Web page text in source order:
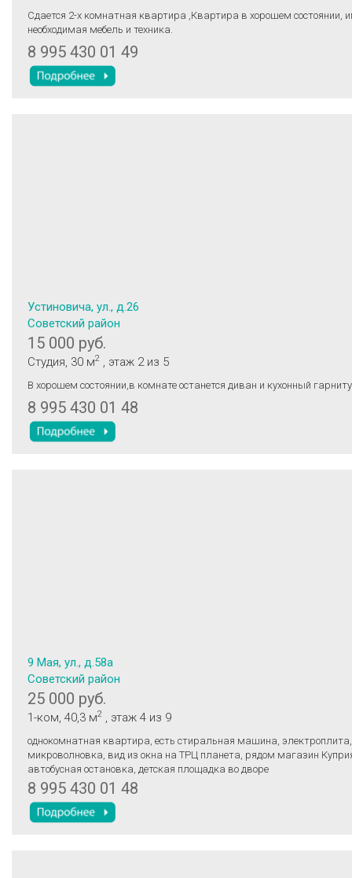
Сдается 2-х комнатная квартира ,Квартира в хорошем состоянии,
необходимая мебель и техника.
8 995 430 01 49
Устиновича, ул., д.26
Советский район
15 000 руб.
Студия, 30 м2 , этаж 2из 5
В хорошем состоянии,в комнате останется диван и кухонный
8 995 430 01 48
9 Мая, ул., д.58а
Советский район
25 000 руб.
1-ком, 40,3 м2 , этаж 4 из 9
однокомнатная квартира, есть стиральная машина,
микроволновка, вид из окна на ТРЦ планета, рядом магазин
автобусная остановка, детская площадка во дворе
8 995 430 01 48